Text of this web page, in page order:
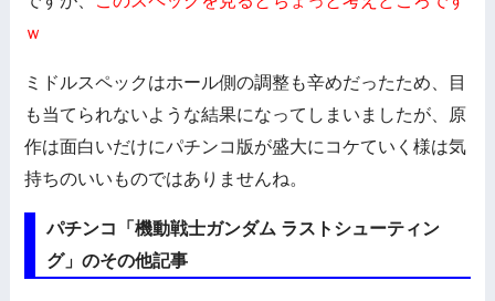
ｗ
ミドルスペックはホール側の調整も辛めだったため、目
も当てられないような結果になってしまいましたが、原
作は面白いだけにパチンコ版が盛大にコケていく様は気
持ちのいいものではありませんね。
パチンコ「機動戦士ガンダム ラストシューティン
グ」のその他記事